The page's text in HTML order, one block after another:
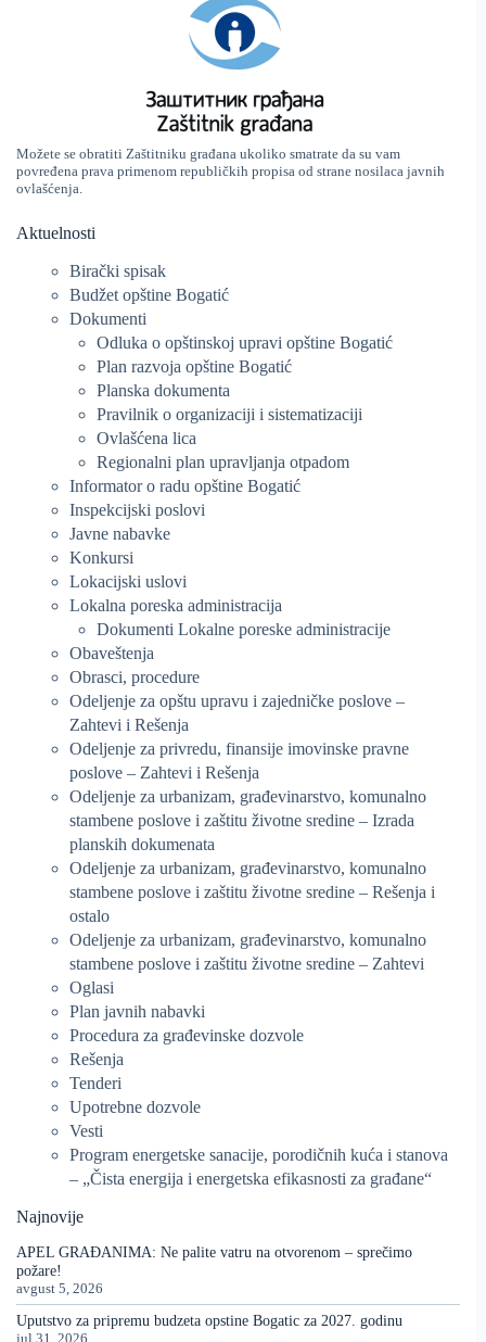
Možete se obratiti Zaštitniku građana ukoliko smatrate da su vam
povređena prava primenom republičkih propisa od strane nosilaca javnih
ovlašćenja.
Aktuelnosti
Birački spisak
Budžet opštine Bogatić
Dokumenti
Odluka o opštinskoj upravi opštine Bogatić
Plan razvoja opštine Bogatić
Planska dokumenta
Pravilnik o organizaciji i sistematizaciji
Ovlašćena lica
Regionalni plan upravljanja otpadom
Informator o radu opštine Bogatić
Inspekcijski poslovi
Javne nabavke
Konkursi
Lokacijski uslovi
Lokalna poreska administracija
Dokumenti Lokalne poreske administracije
Obaveštenja
Obrasci, procedure
Odeljenje za opštu upravu i zajedničke poslove –
Zahtevi i Rešenja
Odeljenje za privredu, finansije imovinske pravne
poslove – Zahtevi i Rešenja
Odeljenje za urbanizam, građevinarstvo, komunalno
stambene poslove i zaštitu životne sredine – Izrada
planskih dokumenata
Odeljenje za urbanizam, građevinarstvo, komunalno
stambene poslove i zaštitu životne sredine – Rešenja i
ostalo
Odeljenje za urbanizam, građevinarstvo, komunalno
stambene poslove i zaštitu životne sredine – Zahtevi
Oglasi
Plan javnih nabavki
Procedura za građevinske dozvole
Rešenja
Tenderi
Upotrebne dozvole
Vesti
Program energetske sanacije, porodičnih kuća i stanova
– „Čista energija i energetska efikasnosti za građane“
Najnovije
APEL GRAĐANIMA: Ne palite vatru na otvorenom – sprečimo
požare!
avgust 5, 2026
Uputstvo za pripremu budzeta opstine Bogatic za 2027. godinu
jul 31, 2026